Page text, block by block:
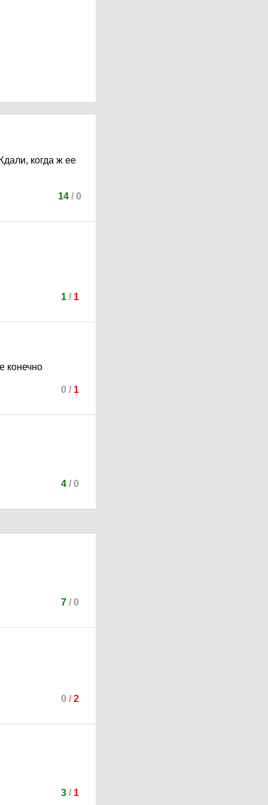
когда ж ее
14 / 0
1/ 1
конечно
0 / 1
4/ 0
7/ 0
0 / 2
3/ 1